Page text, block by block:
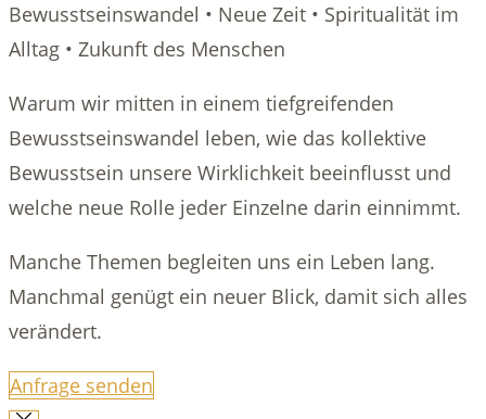
Bewusstseinswandel • Neue Zeit • Spiritualität im
Alltag • Zukunft des Menschen
Warum wir mitten in einem tiefgreifenden
Bewusstseinswandel leben, wie das kollektive
Bewusstsein unsere Wirklichkeit beeinflusst und
welche neue Rolle jeder Einzelne darin einnimmt.
Manche Themen begleiten uns ein Leben lang.
Manchmal genügt ein neuer Blick, damit sich alles
verändert.
Anfrage senden